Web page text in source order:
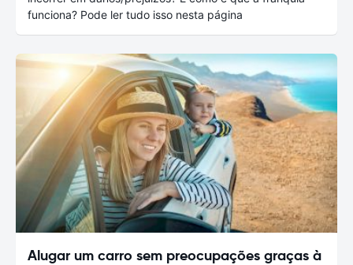
funciona? Pode ler tudo isso nesta página
Alugar um carro sem preocupações graças à